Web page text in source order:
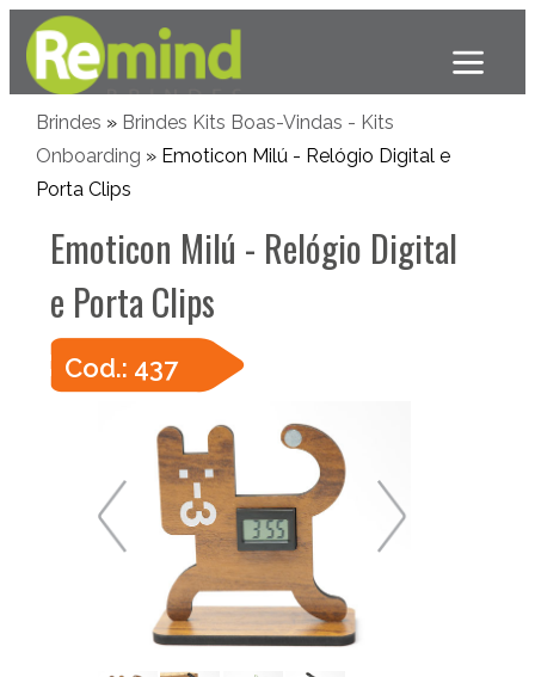
Brindes » Brindes Kits Boas-Vindas - Kits
Onboarding » Emoticon Milú - Relógio Digital e
Porta Clips
Emoticon Milú - Relógio Digital
e Porta Clips
Cod.: 437